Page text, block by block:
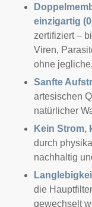
einzigartig
zertifiziert –
Viren,
ohne
Sanfte
artesischen
natürlicher
Kein Strom,
durch
nachhaltig
die
gewechselt